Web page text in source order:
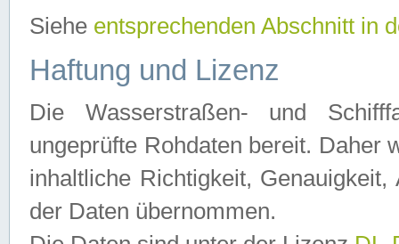
Siehe entsprechenden Abschnitt in
Haftung und Lizenz
Die Wasserstraßen- und
ungeprüfte Rohdaten bereit. Daher
inhaltliche Richtigkeit,
der Daten übernommen.